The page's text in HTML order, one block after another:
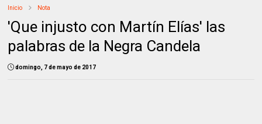
Inicio Nota
'Que injusto con Martín Elías' las
palabras de la Negra Candela
domingo, 7 de mayo de 2017